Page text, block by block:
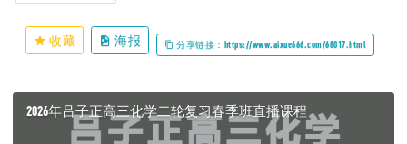
收藏 海报 分享链接：https://www.aixue666.com/68017.html
2026年吕子正高三化学二轮复习春季班直播课程